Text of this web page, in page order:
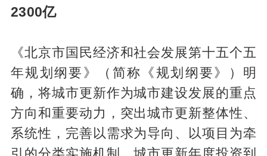
2300亿
《北京市国民经济和社会发展第十五个五
年规划纲要》（简称《规划纲要》）明
确，将城市更新作为城市建设发展的重点
方向和重要动力，突出城市更新整体性、
系统性，完善以需求为导向、以项目为牵